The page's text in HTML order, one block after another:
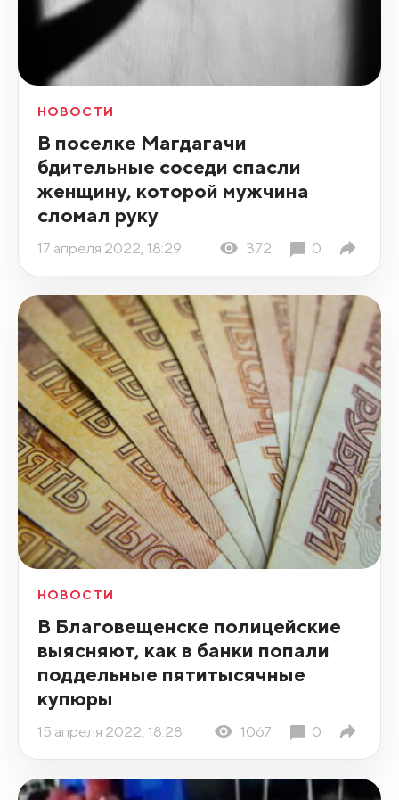
НОВОСТИ
В поселке Магдагачи
бдительные соседи спасли
женщину, которой мужчина
сломал руку
17 апреля 2022, 18:29 372 0
НОВОСТИ
В Благовещенске полицейские
выясняют, как в банки попали
поддельные пятитысячные
купюры
15 апреля 2022, 18:28 1067 0